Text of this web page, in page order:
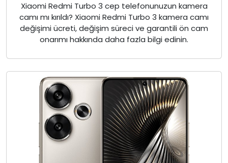
Xiaomi Redmi Turbo 3 cep telefonunuzun kamera
camı mı kırıldı? Xiaomi Redmi Turbo 3 kamera camı
değişimi ücreti, değişim süreci ve garantili ön cam
onarımı hakkında daha fazla bilgi edinin.